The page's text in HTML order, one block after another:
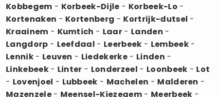
Kobbegem - Korbeek-Dijle - Korbeek-Lo -
Kortenaken - Kortenberg - Kortrijk-dutsel -
Kraainem - Kumtich - Laar - Landen -
Langdorp - Leefdaal - Leerbeek - Lembeek-
Lennik- Leuven - Liedekerke- Linden -
Linkebeek- Linter - Londerzeel - Loonbeek - Lot
- Lovenjoel - Lubbeek - Machelen - Malderen -
Mazenzele- Meensel-Kiezegem- Meerbeek -